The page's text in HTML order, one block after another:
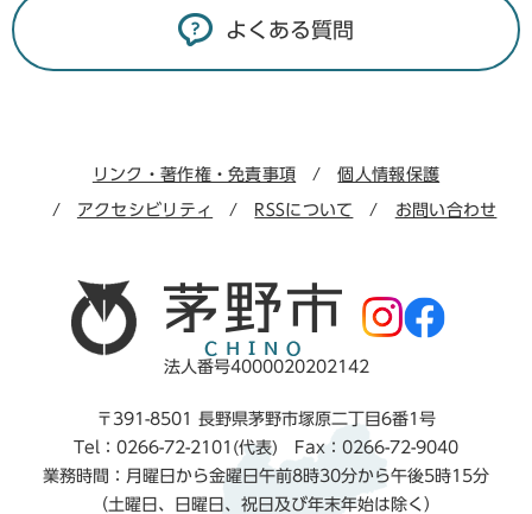
よくある質問
リンク・著作権・免責事項 個人情報保護
アクセシビリティ RSSについて お問い合わせ
法人番号4000020202142
〒391-8501 長野県茅野市塚原二丁目6番1号
Tel：0266-72-2101(代表) Fax：0266-72-9040
業務時間：月曜日から金曜日午前8時30分から午後5時15分
（土曜日、日曜日、祝日及び年末年始は除く）